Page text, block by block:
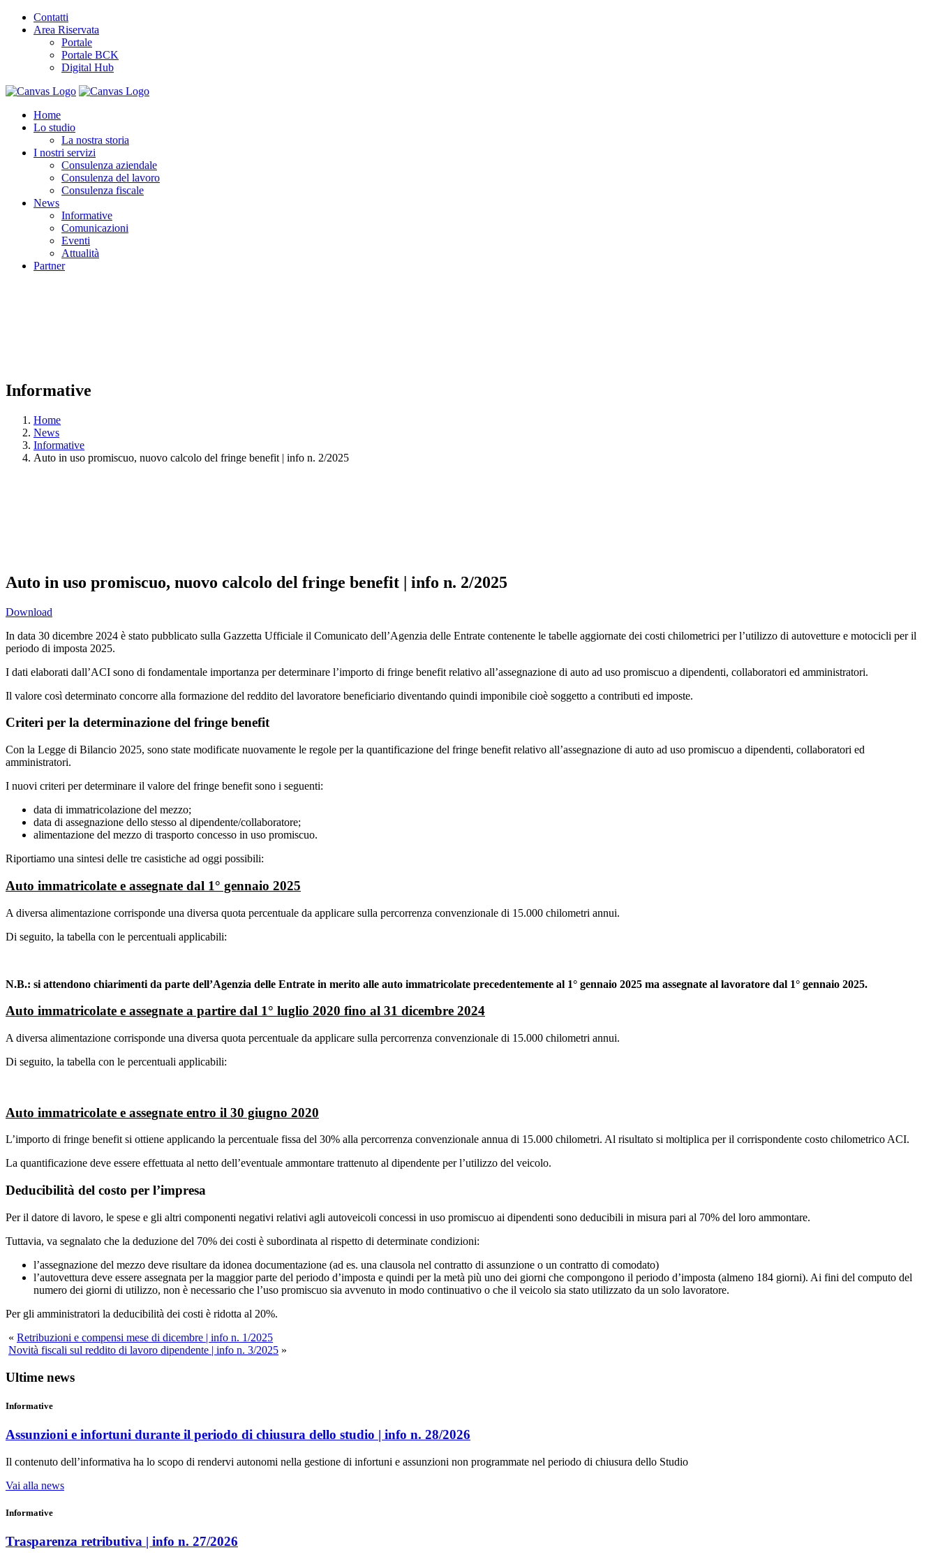
Contatti
Area Riservata
Portale
Portale BCK
Digital Hub
Home
Lo studio
La nostra storia
I nostri servizi
Consulenza aziendale
Consulenza del lavoro
Consulenza fiscale
News
Informative
Comunicazioni
Eventi
Attualità
Partner
Informative
Home
News
Informative
Auto in uso promiscuo, nuovo calcolo del fringe benefit | info n. 2/2025
Auto in uso promiscuo, nuovo calcolo del fringe benefit | info n. 2/2025
Download
In data 30 dicembre 2024 è stato pubblicato sulla Gazzetta Ufficiale il Comunicato dell’Agenzia delle Entrate contenente le tabelle aggiornate dei costi chilometrici per l’utilizzo di autovetture e motocicli per il
periodo di imposta 2025.
I dati elaborati dall’ACI sono di fondamentale importanza per determinare l’importo di fringe benefit relativo all’assegnazione di auto ad uso promiscuo a dipendenti, collaboratori ed amministratori.
Il valore così determinato concorre alla formazione del reddito del lavoratore beneficiario diventando quindi imponibile cioè soggetto a contributi ed imposte.
Criteri per la determinazione del fringe benefit
Con la Legge di Bilancio 2025, sono state modificate nuovamente le regole per la quantificazione del fringe benefit relativo all’assegnazione di auto ad uso promiscuo a dipendenti, collaboratori ed
amministratori.
I nuovi criteri per determinare il valore del fringe benefit sono i seguenti:
data di immatricolazione del mezzo;
data di assegnazione dello stesso al dipendente/collaboratore;
alimentazione del mezzo di trasporto concesso in uso promiscuo.
Riportiamo una sintesi delle tre casistiche ad oggi possibili:
Auto immatricolate e assegnate dal 1° gennaio 2025
A diversa alimentazione corrisponde una diversa quota percentuale da applicare sulla percorrenza convenzionale di 15.000 chilometri annui.
Di seguito, la tabella con le percentuali applicabili:
N.B.: si attendono chiarimenti da parte dell’Agenzia delle Entrate in merito alle auto immatricolate precedentemente al 1° gennaio 2025 ma assegnate al lavoratore dal 1° gennaio 2025.
Auto immatricolate e assegnate a partire dal 1° luglio 2020 fino al 31 dicembre 2024
A diversa alimentazione corrisponde una diversa quota percentuale da applicare sulla percorrenza convenzionale di 15.000 chilometri annui.
Di seguito, la tabella con le percentuali applicabili:
Auto immatricolate e assegnate entro il 30 giugno 2020
L’importo di fringe benefit si ottiene applicando la percentuale fissa del 30% alla percorrenza convenzionale annua di 15.000 chilometri. Al risultato si moltiplica per il corrispondente costo chilometrico ACI.
La quantificazione deve essere effettuata al netto dell’eventuale ammontare trattenuto al dipendente per l’utilizzo del veicolo.
Deducibilità del costo per l’impresa
Per il datore di lavoro, le spese e gli altri componenti negativi relativi agli autoveicoli concessi in uso promiscuo ai dipendenti sono deducibili in misura pari al 70% del loro ammontare.
Tuttavia, va segnalato che la deduzione del 70% dei costi è subordinata al rispetto di determinate condizioni:
l’assegnazione del mezzo deve risultare da idonea documentazione (ad es. una clausola nel contratto di assunzione o un contratto di comodato)
l’autovettura deve essere assegnata per la maggior parte del periodo d’imposta e quindi per la metà più uno dei giorni che compongono il periodo d’imposta (almeno 184 giorni). Ai fini del computo del
numero dei giorni di utilizzo, non è necessario che l’uso promiscuo sia avvenuto in modo continuativo o che il veicolo sia stato utilizzato da un solo lavoratore.
Per gli amministratori la deducibilità dei costi è ridotta al 20%.
« Retribuzioni e compensi mese di dicembre | info n. 1/2025
Novità fiscali sul reddito di lavoro dipendente | info n. 3/2025 »
Ultime news
Informative
Assunzioni e infortuni durante il periodo di chiusura dello studio | info n. 28/2026
Il contenuto dell’informativa ha lo scopo di rendervi autonomi nella gestione di infortuni e assunzioni non programmate nel periodo di chiusura dello Studio
Vai alla news
Informative
Trasparenza retributiva | info n. 27/2026